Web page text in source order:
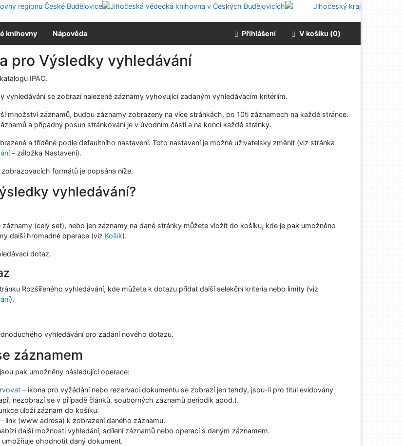
knihovny Nápověda Přihlášení V košíku (0)
pro Výsledky vyhledávání
IPAC.
vyhledávání se zobrazí nalezené záznamy vyhovující zadaným vyhledávacím kritériím.
množství záznamů, budou záznamy zobrazeny na více stránkách, po 10ti záznamech na každé stránce.
a případný posun stránkování je v úvodním části a na konci každé stránky.
a tříděné podle defaultního nastavení. Toto nastavení je možné uživatelsky změnit (viz stránka
– záložka Nastavení).
formátů je popsána níže.
vyhledávání?
(celý set), nebo jen záznamy na dané stránky můžete vložit do košíku, kde je pak umožněno
další hromadné operace (viz Košík).
dotaz.
Rozšířeného vyhledávání, kde můžete k dotazu přidat další selekční kriteria nebo limity (viz
).
vyhledávání pro zadání nového dotazu.
záznamem
pak umožněny následující operace:
– ikona pro vyžádání nebo rezervaci dokumentu se zobrazí jen tehdy, jsou-li pro titul evidovány
nezobrazí se v případě článků, souborných záznamů periodik apod.).
uloží záznam do košíku.
link (www adresa) k zobrazení daného záznamu.
další možnosti vyhledání, sdílení záznamů nebo operací s daným záznamem.
ohodnotit daný dokument.